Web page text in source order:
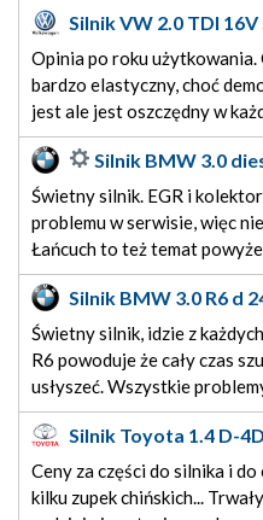
Silnik VW 2.0 TDI
EA288evo2
Opinia po roku użytkowania.
bardzo elastyczny, choć
jest ale jest oszczędny w
Radzi sobie dobrze z
adblue zbiornik 15 L starcza
Silnik BMW 3.0
2015]
Świetny silnik. EGR i
problemu w serwisie, więc
Łańcuch to też temat
jak był użytkowany i od
mają sporo egzemplarzy
się nie dzieje. Ja osobiście
Silnik BMW 3.0 R6 d
B57D30
Świetny silnik, idzie z
R6 powoduje że cały czas
usłyszeć. Wszystkie
załatwia dożywotnia
za darmo wymieniają.
autostrad, nawet na tych
więcej jak 8l. Mój mechanik
Silnik Toyota 1.4 D-
Ceny za części do silnika i
kilku zupek chińskich...